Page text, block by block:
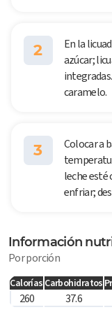
2
En la
azúcar;
caramelo.
3
Colocar a
leche esté
enfriar;
Información
Por porción
Calorías Carbohidratos
260 37.6